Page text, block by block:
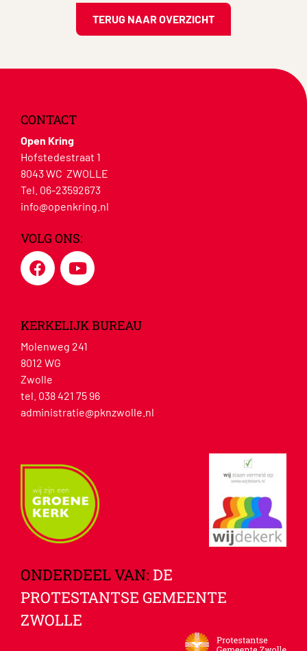
TERUG NAAR OVERZICHT
CONTACT
Open Kring
Hofstedestraat 1
8043 WC ZWOLLE
Tel. 06-23592673
info@openkring.nl
VOLG ONS:
KERKELIJK BUREAU
Molenweg 241
8012 WG
Zwolle
tel. 038 421 75 96
administratie@pknzwolle.nl
ONDERDEEL VAN: DE
PROTESTANTSE GEMEENTE
ZWOLLE